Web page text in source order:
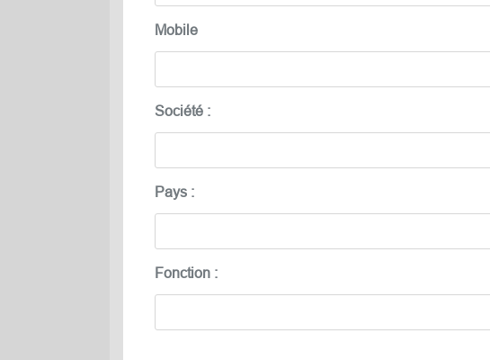
Mobile
Société :
Pays :
Fonction :